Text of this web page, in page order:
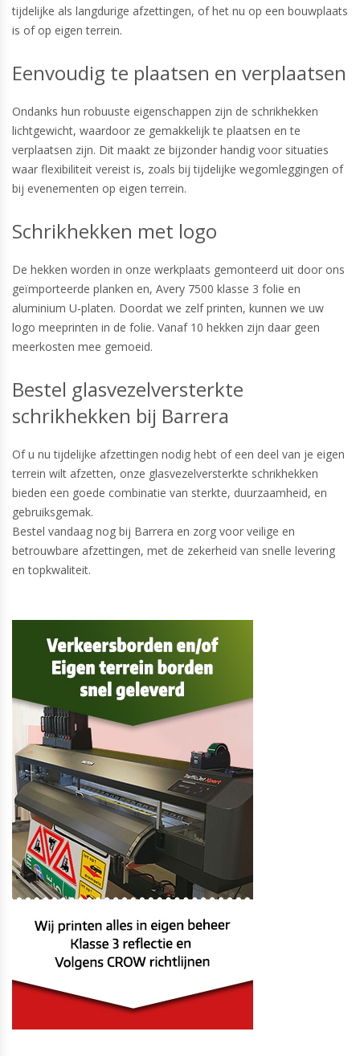
tijdelijke als langdurige afzettingen, of het nu op een bouwplaats
is of op eigen terrein.
Eenvoudig te plaatsen en verplaatsen
Ondanks hun robuuste eigenschappen zijn de schrikhekken
lichtgewicht, waardoor ze gemakkelijk te plaatsen en te
verplaatsen zijn. Dit maakt ze bijzonder handig voor situaties
waar flexibiliteit vereist is, zoals bij tijdelijke wegomleggingen of
bij evenementen op eigen terrein.
Schrikhekken met logo
De hekken worden in onze werkplaats gemonteerd uit door ons
geïmporteerde planken en, Avery 7500 klasse 3 folie en
aluminium U-platen. Doordat we zelf printen, kunnen we uw
logo meeprinten in de folie. Vanaf 10 hekken zijn daar geen
meerkosten mee gemoeid.
Bestel glasvezelversterkte
schrikhekken bij Barrera
Of u nu tijdelijke afzettingen nodig hebt of een deel van je eigen
terrein wilt afzetten, onze glasvezelversterkte schrikhekken
bieden een goede combinatie van sterkte, duurzaamheid, en
gebruiksgemak.
Bestel vandaag nog bij Barrera en zorg voor veilige en
betrouwbare afzettingen, met de zekerheid van snelle levering
en topkwaliteit.